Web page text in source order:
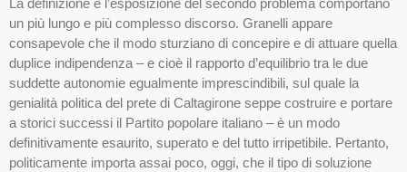
La definizione e l’esposizione del secondo problema comportano
un più lungo e più complesso discorso. Granelli appare
consapevole che il modo sturziano di concepire e di attuare quella
duplice indipendenza – e cioè il rapporto d’equilibrio tra le due
suddette autonomie egualmente imprescindibili, sul quale la
genialità politica del prete di Caltagirone seppe costruire e portare
a storici successi il Partito popolare italiano – è un modo
definitivamente esaurito, superato e del tutto irripetibile. Pertanto,
politicamente importa assai poco, oggi, che il tipo di soluzione